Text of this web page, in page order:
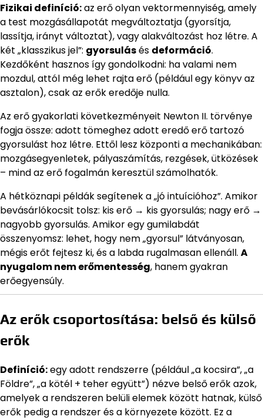
Fizikai definíció:az erő olyan vektormennyiség, amely
a test mozgásállapotát megváltoztatja (gyorsítja,
lassítja, irányt változtat), vagy alakváltozást hoz létre. A
két „klasszikus jel”: gyorsulásés deformáció.
Kezdőként hasznos így gondolkodni: ha valami nem
mozdul, attól még lehet rajta erő (például egy könyv az
asztalon), csak az erők eredője nulla.
Az erő gyakorlati következményeit Newton II. törvénye
fogja össze: adott tömeghez adott eredő erő tartozó
gyorsulást hoz létre. Ettől lesz központi a mechanikában:
mozgásegyenletek, pályaszámítás, rezgések, ütközések
– mind az erő fogalmán keresztül számolhatók.
A hétköznapi példák segítenek a „jó intuícióhoz”. Amikor
bevásárlókocsit tolsz: kis erő → kis gyorsulás; nagy erő →
nagyobb gyorsulás. Amikor egy gumilabdát
összenyomsz: lehet, hogy nem „gyorsul” látványosan,
mégis erőt fejtesz ki, és a labda rugalmasan ellenáll. A
nyugalom nem erőmentesség, hanem gyakran
erőegyensúly.
Az erők csoportosítása: belső és külső
erők
Definíció:egy adott rendszerre (például „a kocsira”, „a
Földre”, „a kötél + teher együtt”) nézve belső erők azok,
amelyek a rendszeren belüli elemek között hatnak, külső
erők pedig a rendszer és a környezete között. Ez a